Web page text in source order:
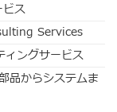
ス
Services
ィングサービス
品からシステムま